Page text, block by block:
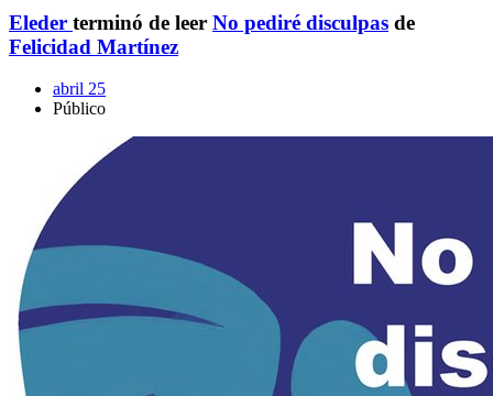
Eleder terminó de leer No pediré disculpas de
Felicidad Martínez
abril 25
Público